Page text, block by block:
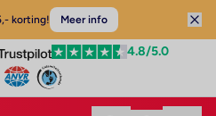
korting! Meer info
4.8/5.0